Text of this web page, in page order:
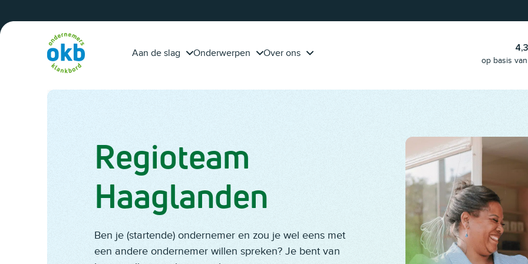
Aan de slag Onderwerpen
adviseur Piet Fleuren
klantreis-template erbij
Over ons
4,3
op basis
Regioteam
Haaglanden
Ben je (startende) ondernemer en zou je wel eens met
een andere ondernemer willen spreken? Je bent van